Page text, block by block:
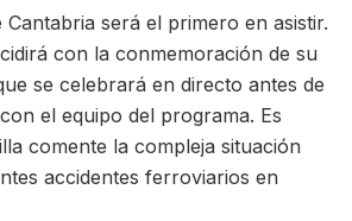
Cantabria será el primero en asistir.
con la conmemoración de su
se celebrará en directo antes de
el equipo del programa. Es
comente la compleja situación
accidentes ferroviarios en